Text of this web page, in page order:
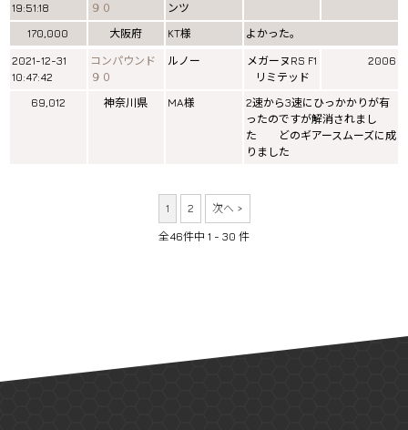
19:51:18
９０
ンツ
170,000 大阪府 KT様
よかった。
2021-12-31
10:47:42
コンパウンド
９０
ルノー
メガーヌRS F1
リミテッド
2006
69,012 神奈川県 MA様
2速から3速にひっかかりが有
ったのですが解消されまし
た どのギアースムーズに成
りました
1 2 次へ >
全46件中 1 - 30 件